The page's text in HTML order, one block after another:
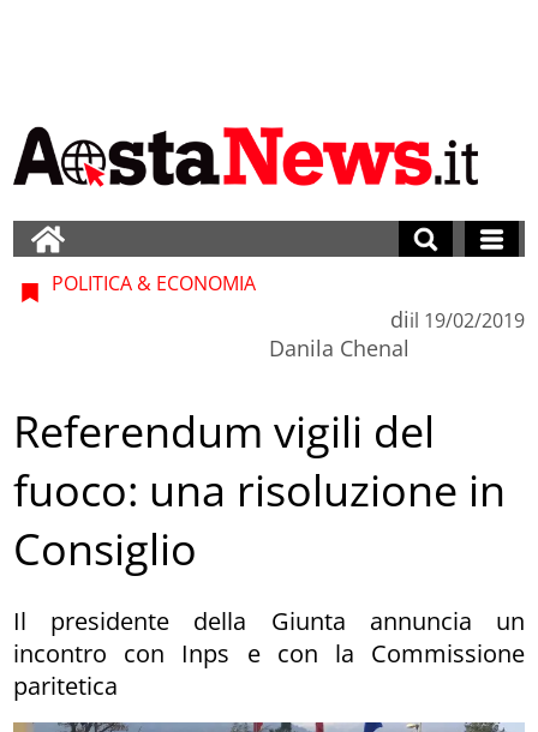
POLITICA & ECONOMIA
di
Danila Chenal
il 19/02/2019
Referendum vigili del
fuoco: una risoluzione in
Consiglio
Il presidente della Giunta annuncia un
incontro con Inps e con la Commissione
paritetica